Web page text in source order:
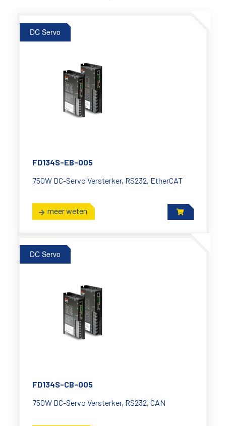
DC Servo
FD134S-EB-005
750W DC-Servo Versterker, RS232, EtherCAT
meer weten
DC Servo
FD134S-CB-005
750W DC-Servo Versterker, RS232, CAN